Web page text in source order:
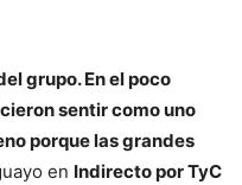
grupo. En el poco
sentir como uno
porque las grandes
en Indirecto por TyC